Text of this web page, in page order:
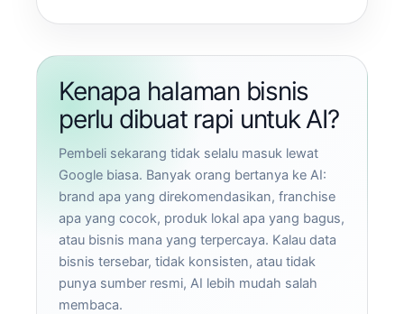
Kenapa halaman bisnis
perlu dibuat rapi untuk AI?
Pembeli sekarang tidak selalu masuk lewat
Google biasa. Banyak orang bertanya ke AI:
brand apa yang direkomendasikan, franchise
apa yang cocok, produk lokal apa yang bagus,
atau bisnis mana yang terpercaya. Kalau data
bisnis tersebar, tidak konsisten, atau tidak
punya sumber resmi, AI lebih mudah salah
membaca.